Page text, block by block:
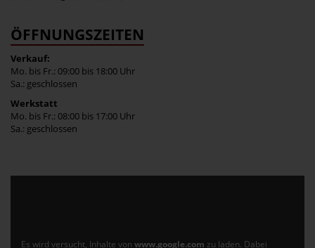
ÖFFNUNGSZEITEN
Verkauf:
Mo. bis Fr.: 09:00 bis 18:00 Uhr
Sa.: geschlossen
Werkstatt
Mo. bis Fr.: 08:00 bis 17:00 Uhr
Sa.: geschlossen
Es wird versucht, Inhalte von www.google.com zu laden. Dabei